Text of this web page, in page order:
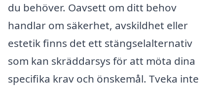
du behöver. Oavsett om ditt behov
handlar om säkerhet, avskildhet eller
estetik finns det ett stängselalternativ
som kan skräddarsys för att möta dina
specifika krav och önskemål. Tveka inte